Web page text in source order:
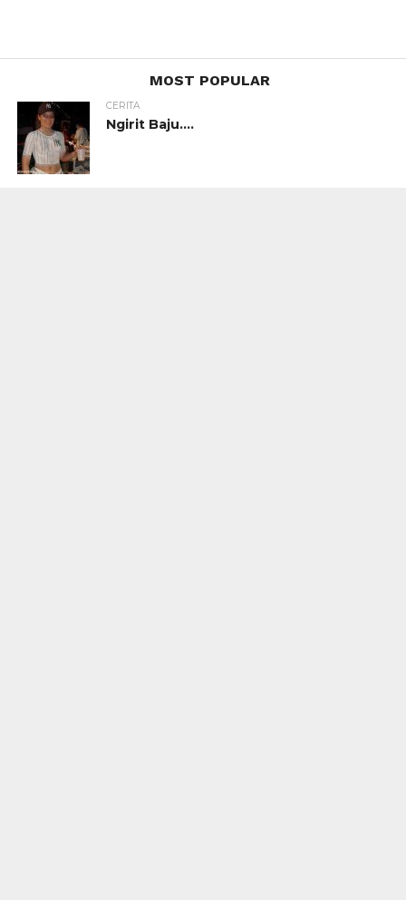
MOST POPULAR
CERITA
Ngirit Baju….